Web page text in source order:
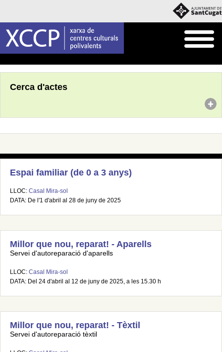
Cerca d'actes
Espai familiar (de 0 a 3 anys)
LLOC: Casal Mira-sol
DATA: De l'1 d'abril al 28 de juny de 2025
Millor que nou, reparat! - Aparells
Servei d'autoreparació d'aparells
LLOC: Casal Mira-sol
DATA: Del 24 d'abril al 12 de juny de 2025, a les 15.30 h
Millor que nou, reparat! - Tèxtil
Servei d'autoreparació tèxtil